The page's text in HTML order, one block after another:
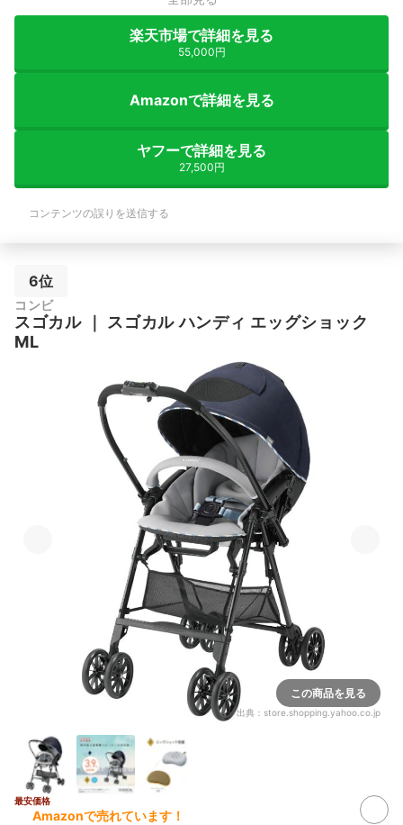
楽天市場で詳細を見る
55,000円
Amazonで詳細を見る
ヤフーで詳細を見る
27,500円
コンテンツの誤りを送信する
6位
コンビ
スゴカル｜ スゴカル ハンディ エッグショック
ML
この商品を見る
出典： store.shopping.yahoo.co.jp
最安価格
Amazonで売れています！